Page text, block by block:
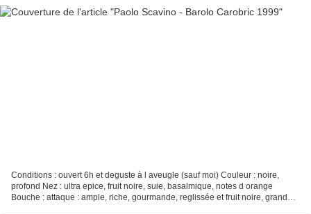
Conditions : ouvert 6h et deguste à l aveugle (sauf moi) Couleur : noire,
profond Nez : ultra epice, fruit noire, suie, basalmique, notes d orange
Bouche : attaque : ample, riche, gourmande, reglissée et fruit noire, grande